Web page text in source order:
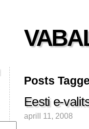
Posts
Eesti e-
aprill 11, 2008